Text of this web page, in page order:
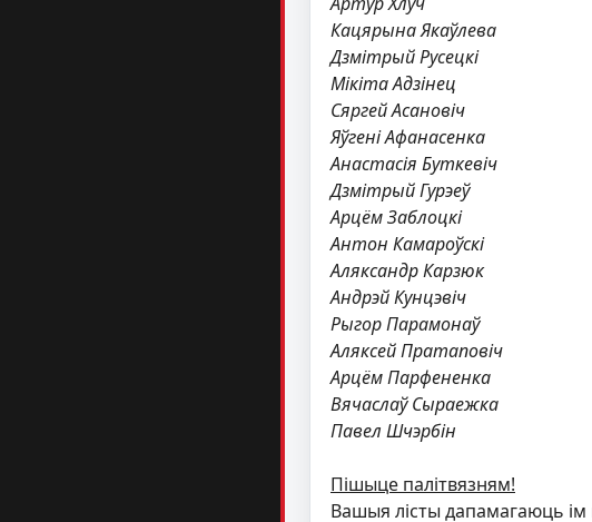
Кацярына Якаўлева
Дзмітрый Русецкі
Мікіта Адзінец
Сяргей Асановіч
Яўгені Афанасенка
Анастасія Буткевіч
Дзмітрый Гурэеў
Арцём Заблоцкі
Антон Камароўскі
Аляксандр Карзюк
Андрэй Кунцэвіч
Рыгор Парамонаў
Аляксей Пратаповіч
Арцём Парфененка
Вячаслаў Сыраежка
Павел Шчэрбін
Пішыце палітвязням!
Вашыя лісты дапамагаюць ім